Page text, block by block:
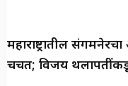
महाराष्ट्रातील
चर्चेत; विजय